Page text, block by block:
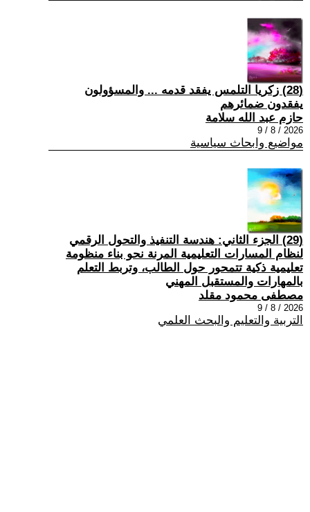
(28) زكريا التلمس يفقد قدمه ... والمسؤولون
يفقدون ضمائرهم
حازم عبد الله سلامة
2026 / 8 / 9
مواضيع وابحاث سياسية
(29) الجزء الثاني: هندسة التنفيذ والتحول الرقمي
لنظام المسارات التعليمية المرنة نحو بناء منظومة
تعليمية ذكية تتمحور حول الطالب، وتربط التعلم
بالمهارات والمستقبل المهني
مصطفى محمود مقلد
2026 / 8 / 9
التربية والتعليم والبحث العلمي